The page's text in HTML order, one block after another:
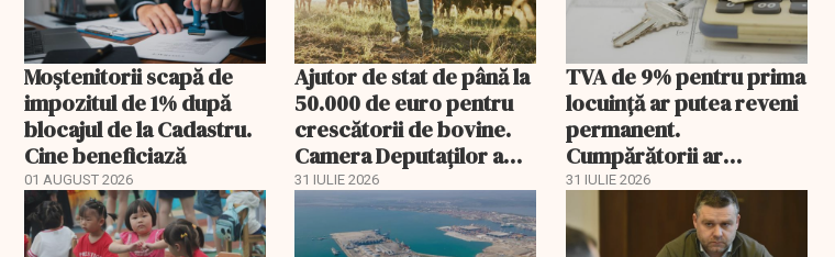
Moștenitorii scapă de
impozitul de 1% după
blocajul de la Cadastru.
Cine beneficiază
01 AUGUST 2026
Ajutor de stat de până la
50.000 de euro pentru
crescătorii de bovine.
Camera Deputaților a
aprobat schema
31 IULIE 2026
TVA de 9% pentru prima
locuință ar putea reveni
permanent.
Cumpărătorii ar
economisi zeci de mii de
31 IULIE 2026